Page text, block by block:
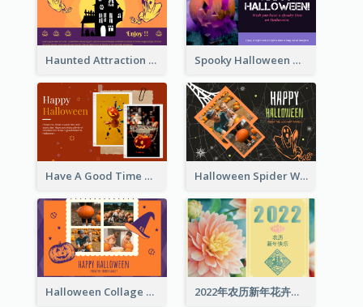
Haunted Attraction Themed Halloween Card Spooky Halloween Greeting Card
Have A Good Time This Halloween Greeting Card Halloween Spider Web Greeting Card
Halloween Collage Greeting Card 2022年农历新年花卉照片贺卡